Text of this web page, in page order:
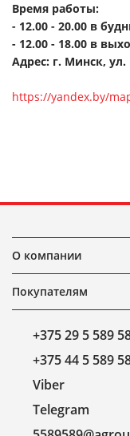
Время работы:
- 12.00 - 20.00 в
- 12.00 - 18.00 в
Адрес: г. Минск,
https://yandex.by/
О компании
Покупателям
+375 29 5 589
+375 44 5 589
Viber
Telegram